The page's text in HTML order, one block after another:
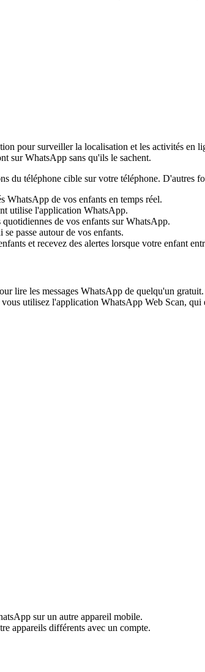
pour surveiller la localisation et les activités
sur WhatsApp sans qu'ils le sachent.
du téléphone cible sur votre téléphone.
WhatsApp de vos enfants en temps réel.
utilise l'application WhatsApp.
de vos enfants sur WhatsApp.
passe autour de vos enfants.
et recevez des alertes lorsque votre enfant
lire les messages WhatsApp de quelqu'un
utilisez l'application WhatsApp Web Scan,
sur un autre appareil mobile.
appareils différents avec un compte.